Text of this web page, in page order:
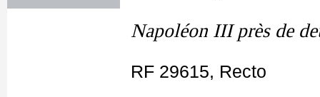
Napoléon III près de
RF 29615, Recto